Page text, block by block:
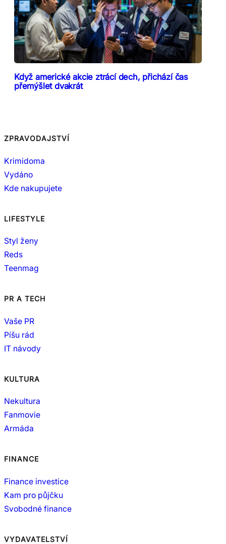
Když americké akcie ztrácí dech, přichází čas
přemýšlet dvakrát
ZPRAVODAJSTVÍ
Krimidoma
Vydáno
Kde nakupujete
LIFESTYLE
Styl ženy
Reds
Teenmag
PR A TECH
Vaše PR
Píšu rád
IT návody
KULTURA
Nekultura
Fanmovie
Armáda
FINANCE
Finance investice
Kam pro půjčku
Svobodné finance
VYDAVATELSTVÍ